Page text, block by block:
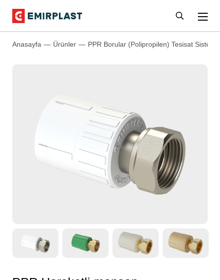
Anasayfa Ürünler PPR Borular (Polipropilen) Tesisat